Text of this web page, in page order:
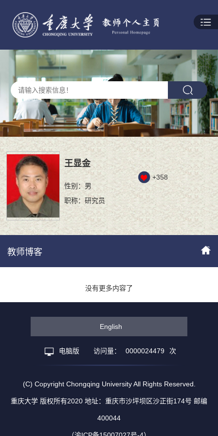
王显金
性别：男
职称：研究员
+358
教师博客
没有更多内容了
English
电脑版 访问量： 0000024479 次
(C) Copyright Chongqing University All Rights Reserved.
重庆大学 版权所有2020 地址：重庆市沙坪坝区沙正街174号 邮编
400044